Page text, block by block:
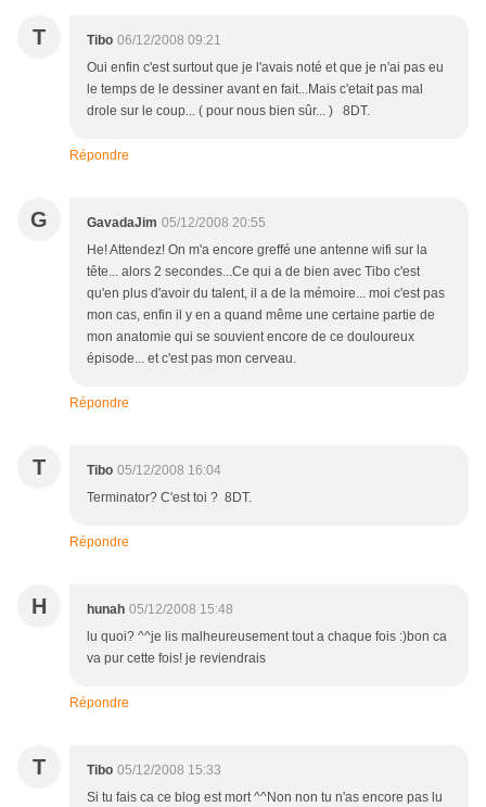
T Tibo 06/12/2008 09:21
Oui enfin c'est surtout que je l'avais noté et que je n'ai pas eu
le temps de le dessiner avant en fait...Mais c'etait pas mal
drole sur le coup... ( pour nous bien sûr... ) 8DT.
Répondre
G GavadaJim 05/12/2008 20:55
He! Attendez! On m'a encore greffé une antenne wifi sur la
tête... alors 2 secondes...Ce qui a de bien avec Tibo c'est
qu'en plus d'avoir du talent, il a de la mémoire... moi c'est pas
mon cas, enfin il y en a quand même une certaine partie de
mon anatomie qui se souvient encore de ce douloureux
épisode... et c'est pas mon cerveau.
Répondre
T Tibo 05/12/2008 16:04
Terminator? C'est toi ? 8DT.
Répondre
H hunah 05/12/2008 15:48
lu quoi? ^^je lis malheureusement tout a chaque fois :)bon ca
va pur cette fois! je reviendrais
Répondre
T Tibo 05/12/2008 15:33
Si tu fais ca ce blog est mort ^^Non non tu n'as encore pas lu